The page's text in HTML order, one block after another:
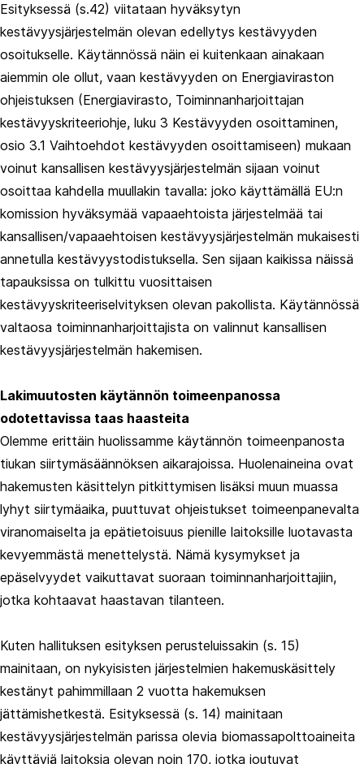
Esityksessä (s.42) viitataan hyväksytyn
kestävyysjärjestelmän olevan edellytys kestävyyden
osoitukselle. Käytännössä näin ei kuitenkaan ainakaan
aiemmin ole ollut, vaan kestävyyden on Energiaviraston
ohjeistuksen (Energiavirasto, Toiminnanharjoittajan
kestävyyskriteeriohje, luku 3 Kestävyyden osoittaminen,
osio 3.1 Vaihtoehdot kestävyyden osoittamiseen) mukaan
voinut kansallisen kestävyysjärjestelmän sijaan voinut
osoittaa kahdella muullakin tavalla: joko käyttämällä EU:n
komission hyväksymää vapaaehtoista järjestelmää tai
kansallisen/vapaaehtoisen kestävyysjärjestelmän mukaisesti
annetulla kestävyystodistuksella. Sen sijaan kaikissa näissä
tapauksissa on tulkittu vuosittaisen
kestävyyskriteeriselvityksen olevan pakollista. Käytännössä
valtaosa toiminnanharjoittajista on valinnut kansallisen
kestävyysjärjestelmän hakemisen.
Lakimuutosten käytännön toimeenpanossa
odotettavissa taas haasteita
Olemme erittäin huolissamme käytännön toimeenpanosta
tiukan siirtymäsäännöksen aikarajoissa. Huolenaineina ovat
hakemusten käsittelyn pitkittymisen lisäksi muun muassa
lyhyt siirtymäaika, puuttuvat ohjeistukset toimeenpanevalta
viranomaiselta ja epätietoisuus pienille laitoksille luotavasta
kevyemmästä menettelystä. Nämä kysymykset ja
epäselvyydet vaikuttavat suoraan toiminnanharjoittajiin,
jotka kohtaavat haastavan tilanteen.
Kuten hallituksen esityksen perusteluissakin (s. 15)
mainitaan, on nykyisisten järjestelmien hakemuskäsittely
kestänyt pahimmillaan 2 vuotta hakemuksen
jättämishetkestä. Esityksessä (s. 14) mainitaan
kestävyysjärjestelmän parissa olevia biomassapolttoaineita
käyttäviä laitoksia olevan noin 170, jotka joutuvat